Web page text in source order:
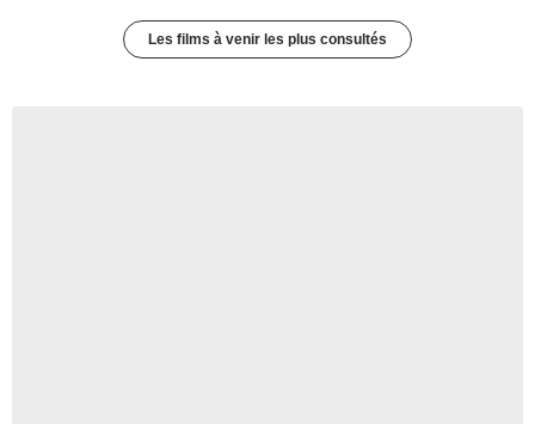
Les films à venir les plus consultés